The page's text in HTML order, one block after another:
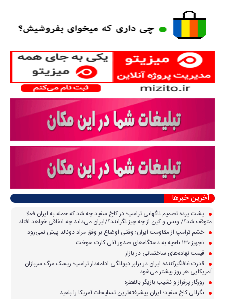
آخرین خبرها
پشت پرده تصمیم ناگهانی ترامپ؛ در کاخ سفید چه شد که حمله به ایران فعلا
متوقف شد؟/ ونس و کین از چه چیز نگرانند؟/ایران می‌داند چه اتفاقی خواهد افتاد
خشم ترامپ از مقاومت ایران؛ وقتی اوضاع بر وفق مراد دونالد پیش نمی‌رود
تجهیز ۱۳۰ ناحیه به دستگاه‌های صدور آنی کارت سوخت
قیمت نهاده‌های ساختمانی در بازار
قدرت غافلگیرکننده ایران در برابر دیوانگی ادامه‌دار ترامپ؛ ریسک مرگ سربازان
آمریکایی هر روز بیشتر می‌شود
روزگار پرفراز و نشیب بازیگر بالفطره
نگرانی کاخ سفید؛ ایران پیشرفته‌ترین تسلیحات آمریکا را بلعید